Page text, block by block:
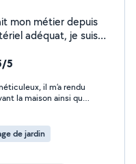
mon métier depuis
adéquat, je suis
maison, grenier
5
il m’a rendu
la maison ainsi que
de jardin